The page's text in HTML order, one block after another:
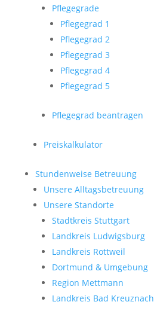
Pflegegrade
Pflegegrad 1
Pflegegrad 2
Pflegegrad 3
Pflegegrad 4
Pflegegrad 5
Pflegegrad beantragen
Preiskalkulator
Stundenweise Betreuung
Unsere Alltagsbetreuung
Unsere Standorte
Stadtkreis Stuttgart
Landkreis Ludwigsburg
Landkreis Rottweil
Dortmund & Umgebung
Region Mettmann
Landkreis Bad Kreuznach